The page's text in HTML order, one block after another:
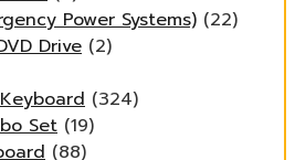
Power Systems) (22)
Drive (2)
(324)
Set (19)
(88)